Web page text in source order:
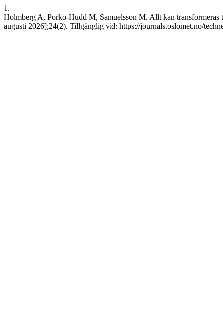
1.
Holmberg A, Porko-Hudd M, Samuelsson M. Allt kan transformeras
augusti 2026];24(2). Tillgänglig vid: https://journals.oslomet.no/